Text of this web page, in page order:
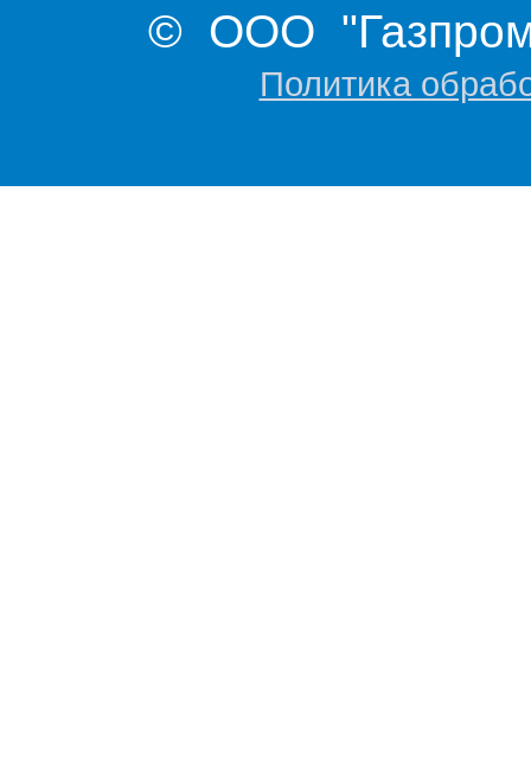
© ООО "Газпром
Политика